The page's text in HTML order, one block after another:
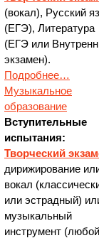
(вокал), Русский
(ЕГЭ), Литература
(ЕГЭ или
экзамен).
Подробнее…
Музыкальное
образование
Вступительные
испытания:
Творческий
дирижирование
вокал
или эстрадный)
музыкальный
инструмент